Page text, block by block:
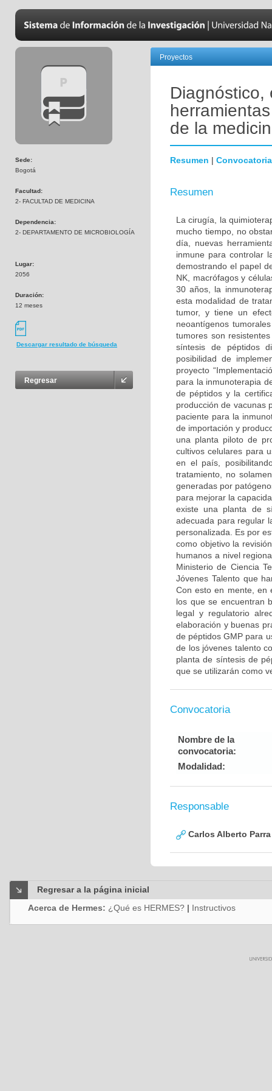
Sede:
Bogotá
Facultad:
2- FACULTAD DE MEDICINA
Dependencia:
2- DEPARTAMENTO DE MICROBIOLOGÍA
Lugar:
2056
Duración:
12 meses
Descargar resultado de búsqueda
Regresar
Proyectos
Diagnóstico,
de la
Resumen | Convocatoria
Resumen
La cirugía, la
mucho tiempo, no
día, nuevas
inmune para controlar
demostrando el papel
NK, macrófagos y
30 años, la
esta modalidad de
tumor, y tiene un
neoantígenos
tumores son
síntesis de péptidos
posibilidad de
proyecto
para la inmunoterapia
de péptidos y la
producción de vacunas
paciente para la
de importación y
una planta piloto de
cultivos celulares para
en el país,
tratamiento, no
generadas por
para mejorar la
existe una planta de
adecuada para regular
personalizada. Es por
como objetivo la
humanos a nivel
Ministerio de Ciencia
Jóvenes Talento que
Con esto en mente, en
los que se encuentran
legal y regulatorio
elaboración y buenas
de péptidos GMP para
de los jóvenes talento
planta de síntesis de
que se utilizarán como
Convocatoria
Nombre de la
convocatoria:
Modalidad:
Responsable
Carlos Alberto
Regresar a la página inicial
Acerca de Hermes: ¿Qué es HERMES? | Instructivos